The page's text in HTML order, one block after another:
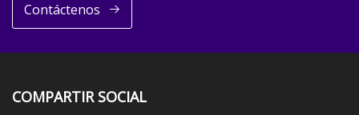
Contáctenos
COMPARTIR SOCIAL